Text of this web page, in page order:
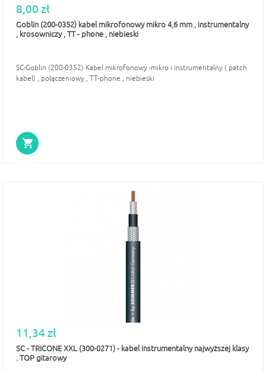
8,00 zł
Goblin (200-0352) kabel mikrofonowy mikro 4,6 mm , instrumentalny
, krosowniczy , TT - phone , niebieski
SC-Goblin (200-0352) Kabel mikrofonowy -mikro i instrumentalny ( patch
kabel) , połączeniowy , TT-phone , niebieski
11,34 zł
SC - TRICONE XXL (300-0271) - kabel instrumentalny najwyższej klasy
. TOP gitarowy